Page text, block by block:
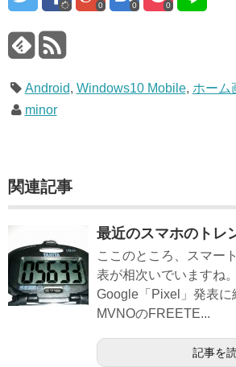
0 0 0
Android, Windows10 Mobile, ホーム
minor
関連記事
最近のスマホのトレ
ここのところ、スマー
表が相次いでいますね
Google「Pixel」発表に
MVNOのFREETE...
記事を